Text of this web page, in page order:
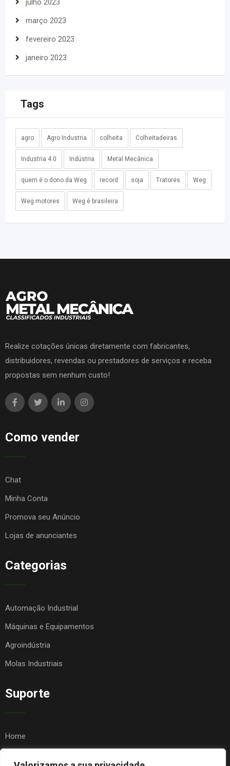
julho 2023
março 2023
fevereiro 2023
janeiro 2023
Tags
agro Agro Industria colheita Colheitadeiras
Industria 4.0 Indústria Metal Mecânica
quem é o dono da Weg record soja Tratores Weg
Weg motores Weg é brasileira
Realize cotações únicas diretamente com fabricantes,
distribuidores, revendas ou prestadores de serviços e receba
propostas sem nenhum custo!
Como vender
Chat
Minha Conta
Promova seu Anúncio
Lojas de anunciantes
Categorias
Automação Industrial
Máquinas e Equipamentos
Agroindústria
Molas Industriais
Suporte
Home